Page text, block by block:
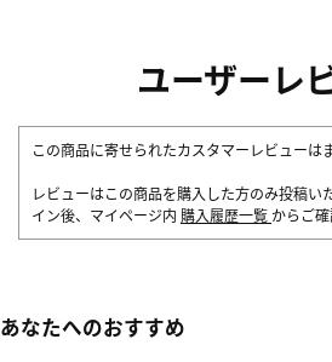
ユーザーレ
この商品に寄せられたカスタマーレビューは
レビューはこの商品を購入した方のみ投稿い
イン後、マイページ内 購入履歴一覧 からご確
あなたへのおすすめ